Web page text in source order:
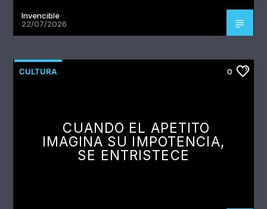
Invencible
22/07/2026
CULTURA 0
CUANDO EL APETITO
IMAGINA SU IMPOTENCIA,
SE ENTRISTECE